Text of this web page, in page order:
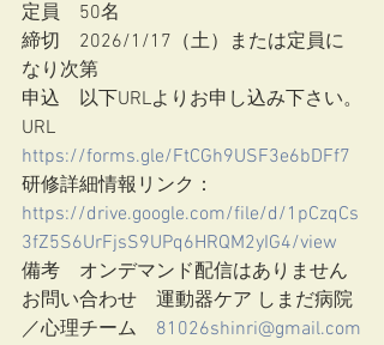
定員　50名
締切　2026/1/17（土）または定員に
なり次第
申込　以下URLよりお申し込み下さい。
URL
https://forms.gle/FtCGh9USF3e6bDFf7
研修詳細情報リンク：
https://drive.google.com/file/d/1pCzqCs
3fZ5S6UrFjsS9UPq6HRQM2yIG4/view
備考　オンデマンド配信はありません
お問い合わせ　運動器ケア しまだ病院
／心理チーム 81026shinri@gmail.com